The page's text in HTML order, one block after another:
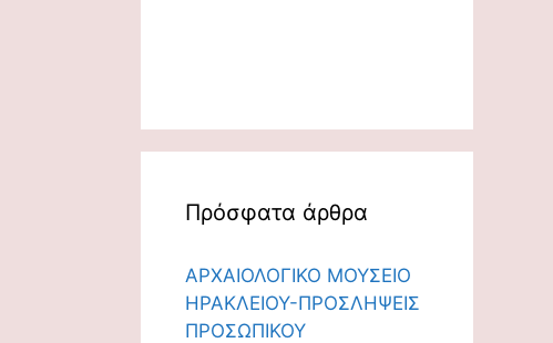
Πρόσφατα άρθρα
ΑΡΧΑΙΟΛΟΓΙΚΟ ΜΟΥΣΕΙΟ
ΗΡΑΚΛΕΙΟΥ-ΠΡΟΣΛΗΨΕΙΣ
ΠΡΟΣΩΠΙΚΟΥ